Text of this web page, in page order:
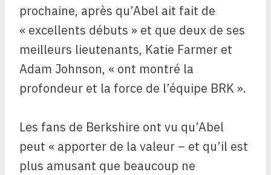
prochaine, après qu’Abel ait fait de
« excellents débuts » et que deux de ses
meilleurs lieutenants, Katie Farmer et
Adam Johnson, « ont montré la
profondeur et la force de l’équipe BRK ».
Les fans de Berkshire ont vu qu’Abel
peut « apporter de la valeur – et qu’il est
plus amusant que beaucoup ne